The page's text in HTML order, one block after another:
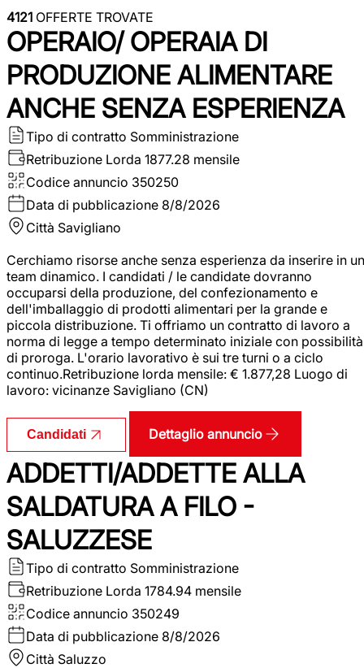
4121 OFFERTE TROVATE
OPERAIO/ OPERAIA DI
PRODUZIONE ALIMENTARE
ANCHE SENZA ESPERIENZA
Tipo di contratto Somministrazione
Retribuzione Lorda 1877.28 mensile
Codice annuncio 350250
Data di pubblicazione 8/8/2026
Città Savigliano
Cerchiamo risorse anche senza esperienza da inserire in un
team dinamico. I candidati / le candidate dovranno
occuparsi della produzione, del confezionamento e
dell'imballaggio di prodotti alimentari per la grande e
piccola distribuzione. Ti offriamo un contratto di lavoro a
norma di legge a tempo determinato iniziale con possibilità
di proroga. L'orario lavorativo è sui tre turni o a ciclo
continuo.Retribuzione lorda mensile: € 1.877,28 Luogo di
lavoro: vicinanze Savigliano (CN)
Candidati Dettaglio annuncio
ADDETTI/ADDETTE ALLA
SALDATURA A FILO -
SALUZZESE
Tipo di contratto Somministrazione
Retribuzione Lorda 1784.94 mensile
Codice annuncio 350249
Data di pubblicazione 8/8/2026
Città Saluzzo